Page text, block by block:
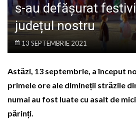
s-au defășurat
județul nostru
13 SEPTEMBRIE 2021
Astăzi, 13 septembrie, a început
primele ore ale dimineții străzile
numai au fost luate cu asalt de
părinți.